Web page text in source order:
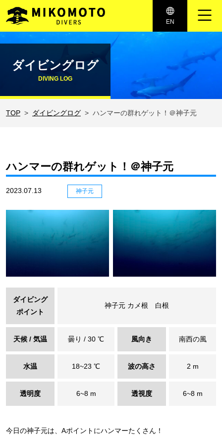
コンテンツへスキップ
メインナビゲーション EN
ダイビングログ
DIVING LOG
TOP ダイビングログ ハンマーの群れゲット！＠神子元
ハンマーの群れゲット！＠神子元
2023.07.13 神子元
ダイビング
ポイント
神子元 カメ根 白根
天候 / 気温 曇り / 30 ℃ 風向き 南西の風
水温 18~23 ℃ 波の高さ 2 m
透明度 6~8 m 透視度 6~8 m
今日の神子元は、Aポイントにハンマーたくさん！